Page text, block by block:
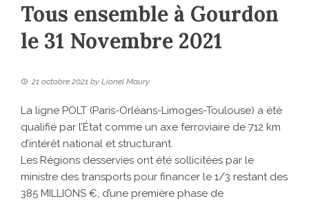
Tous ensemble à Gourdon
le 31 Novembre 2021
21 octobre 2021 by Lionel Maury
La ligne POLT (Paris-Orléans-Limoges-Toulouse) a été
qualifié par l’État comme un axe ferroviaire de 712 km
d’intérêt national et structurant.
Les Régions desservies ont été sollicitées par le
ministre des transports pour financer le 1/3 restant des
385 MILLIONS €, d’une première phase de